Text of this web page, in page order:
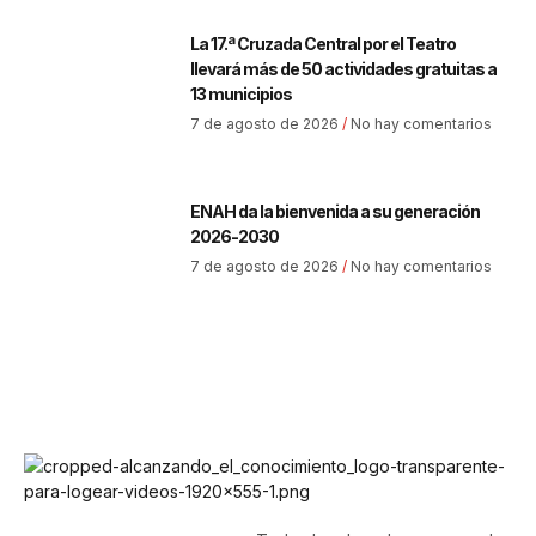
La 17.ª Cruzada Central por el Teatro
llevará más de 50 actividades gratuitas a
13 municipios
7 de agosto de 2026 No hay comentarios
ENAH da la bienvenida a su generación
2026-2030
7 de agosto de 2026 No hay comentarios